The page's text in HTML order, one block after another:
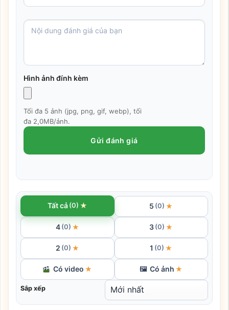
Hình ảnh đính kèm
Tối đa 5 ảnh (jpg, png, gif, webp), tối
đa 2,0MB/ảnh.
Gửi đánh giá
Tất cả (0) ★ 5 (0) ★
4 (0) ★ 3 (0) ★
2 (0) ★ 1 (0) ★
Có video ★ 🖼 Có ảnh ★
Sắp xếp